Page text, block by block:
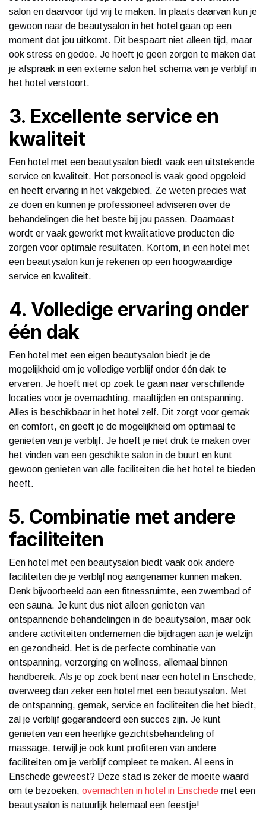
salon en daarvoor tijd vrij te maken. In plaats daarvan kun je
gewoon naar de beautysalon in het hotel gaan op een
moment dat jou uitkomt. Dit bespaart niet alleen tijd, maar
ook stress en gedoe. Je hoeft je geen zorgen te maken dat
je afspraak in een externe salon het schema van je verblijf in
het hotel verstoort.
3. Excellente service en
kwaliteit
Een hotel met een beautysalon biedt vaak een uitstekende
service en kwaliteit. Het personeel is vaak goed opgeleid
en heeft ervaring in het vakgebied. Ze weten precies wat
ze doen en kunnen je professioneel adviseren over de
behandelingen die het beste bij jou passen. Daarnaast
wordt er vaak gewerkt met kwalitatieve producten die
zorgen voor optimale resultaten. Kortom, in een hotel met
een beautysalon kun je rekenen op een hoogwaardige
service en kwaliteit.
4. Volledige ervaring onder
één dak
Een hotel met een eigen beautysalon biedt je de
mogelijkheid om je volledige verblijf onder één dak te
ervaren. Je hoeft niet op zoek te gaan naar verschillende
locaties voor je overnachting, maaltijden en ontspanning.
Alles is beschikbaar in het hotel zelf. Dit zorgt voor gemak
en comfort, en geeft je de mogelijkheid om optimaal te
genieten van je verblijf. Je hoeft je niet druk te maken over
het vinden van een geschikte salon in de buurt en kunt
gewoon genieten van alle faciliteiten die het hotel te bieden
heeft.
5. Combinatie met andere
faciliteiten
Een hotel met een beautysalon biedt vaak ook andere
faciliteiten die je verblijf nog aangenamer kunnen maken.
Denk bijvoorbeeld aan een fitnessruimte, een zwembad of
een sauna. Je kunt dus niet alleen genieten van
ontspannende behandelingen in de beautysalon, maar ook
andere activiteiten ondernemen die bijdragen aan je welzijn
en gezondheid. Het is de perfecte combinatie van
ontspanning, verzorging en wellness, allemaal binnen
handbereik. Als je op zoek bent naar een hotel in Enschede,
overweeg dan zeker een hotel met een beautysalon. Met
de ontspanning, gemak, service en faciliteiten die het biedt,
zal je verblijf gegarandeerd een succes zijn. Je kunt
genieten van een heerlijke gezichtsbehandeling of
massage, terwijl je ook kunt profiteren van andere
faciliteiten om je verblijf compleet te maken. Al eens in
Enschede geweest? Deze stad is zeker de moeite waard
om te bezoeken, overnachten in hotel in Enschede met een
beautysalon is natuurlijk helemaal een feestje!